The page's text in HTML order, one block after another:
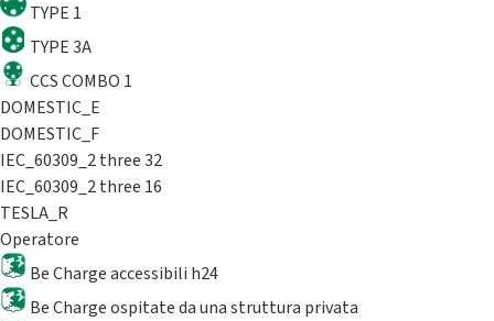
TYPE 1
TYPE 3A
CCS COMBO 1
DOMESTIC_E
DOMESTIC_F
IEC_60309_2 three 32
IEC_60309_2 three 16
TESLA_R
Operatore
Be Charge accessibili h24
Be Charge ospitate da una struttura privata